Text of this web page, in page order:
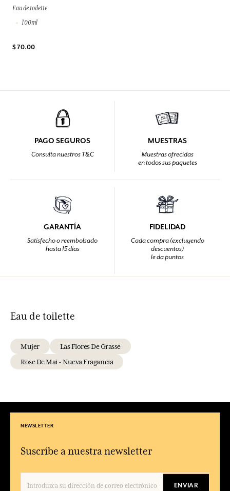
Eau de toilette
100ml
$ 70.00
PAGO SEGUROS
Consulta nuestros T&C
MUESTRAS
Muestras ofrecidas
en todos sus paquetes
GARANTÍA
Satisfecho o reembolsado
hasta 15 días
FIDELIDAD
Cada compra (excluyendo
descuentos)
le da puntos
Eau de toilette
Mujer
Las Flores De Grasse
Rose De Mai - Nueva Fragancia
NEWSLETTER
Suscríbe a nuestra newsletter
ENVIAR